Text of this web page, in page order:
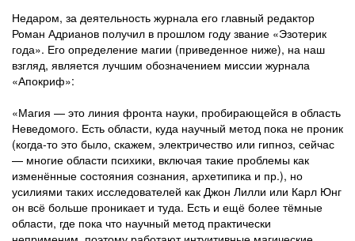
Недаром, за деятельность журнала его главный редактор
Роман Адрианов получил в прошлом году звание «Эзотерик
года». Его определение магии (приведенное ниже), на наш
взгляд, является лучшим обозначением миссии журнала
«Апокриф»:
«Магия — это линия фронта науки, пробирающейся в область
Неведомого. Есть области, куда научный метод пока не проник
(когда-то это было, скажем, электричество или гипноз, сейчас
— многие области психики, включая такие проблемы как
изменённые состояния сознания, архетипика и пр.), но
усилиями таких исследователей как Джон Лилли или Карл Юнг
он всё больше проникает и туда. Есть и ещё более тёмные
области, где пока что научный метод практически